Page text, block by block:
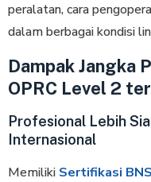
peralatan, cara
dalam berbagai kondisi
Dampak Jangka
OPRC Level 2
Profesional Lebih
Internasional
Memiliki Sertifikasi